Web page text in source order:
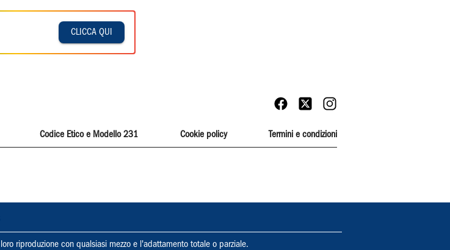
CLICCA QUI
Codice Etico e Modello 231 Cookie policy Termini e condizioni
riproduzione con qualsiasi mezzo e l'adattamento totale o parziale.